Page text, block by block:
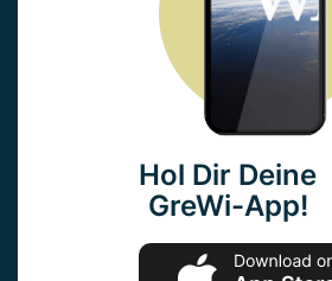
Hol Dir Deine
GreWi-App!